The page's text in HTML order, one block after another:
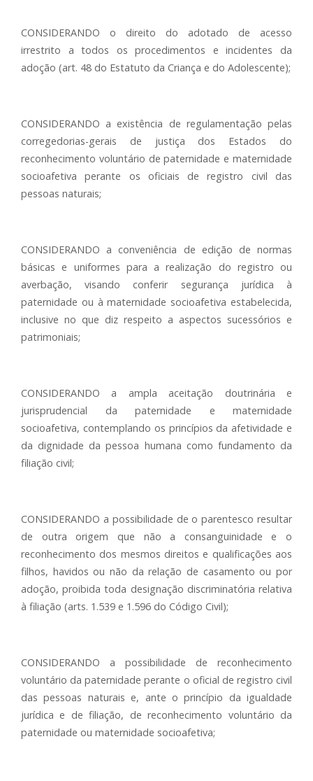
CONSIDERANDO o direito do adotado de acesso
irrestrito a todos os procedimentos e incidentes da
adoção (art. 48 do Estatuto da Criança e do Adolescente);
CONSIDERANDO a existência de regulamentação pelas
corregedorias-gerais de justiça dos Estados do
reconhecimento voluntário de paternidade e maternidade
socioafetiva perante os oficiais de registro civil das
pessoas naturais;
CONSIDERANDO a conveniência de edição de normas
básicas e uniformes para a realização do registro ou
averbação, visando conferir segurança jurídica à
paternidade ou à maternidade socioafetiva estabelecida,
inclusive no que diz respeito a aspectos sucessórios e
patrimoniais;
CONSIDERANDO a ampla aceitação doutrinária e
jurisprudencial da paternidade e maternidade
socioafetiva, contemplando os princípios da afetividade e
da dignidade da pessoa humana como fundamento da
filiação civil;
CONSIDERANDO a possibilidade de o parentesco resultar
de outra origem que não a consanguinidade e o
reconhecimento dos mesmos direitos e qualificações aos
filhos, havidos ou não da relação de casamento ou por
adoção, proibida toda designação discriminatória relativa
à filiação (arts. 1.539 e 1.596 do Código Civil);
CONSIDERANDO a possibilidade de reconhecimento
voluntário da paternidade perante o oficial de registro civil
das pessoas naturais e, ante o princípio da igualdade
jurídica e de filiação, de reconhecimento voluntário da
paternidade ou maternidade socioafetiva;